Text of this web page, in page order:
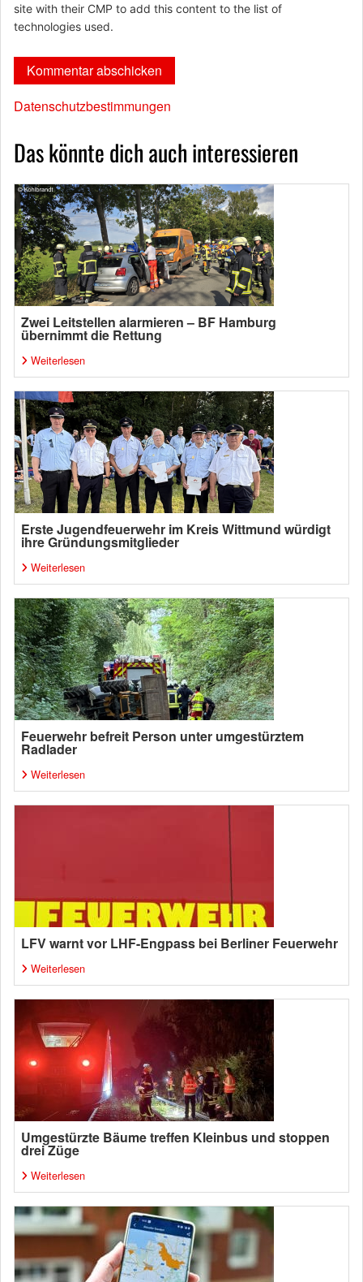
site with their CMP to add this content to the list of
technologies used.
Datenschutzbestimmungen
Das könnte dich auch interessieren
Zwei Leitstellen alarmieren – BF Hamburg
übernimmt die Rettung
Weiterlesen
Erste Jugendfeuerwehr im Kreis Wittmund würdigt
ihre Gründungsmitglieder
Weiterlesen
Feuerwehr befreit Person unter umgestürztem
Radlader
Weiterlesen
LFV warnt vor LHF-Engpass bei Berliner Feuerwehr
Weiterlesen
Umgestürzte Bäume treffen Kleinbus und stoppen
drei Züge
Weiterlesen